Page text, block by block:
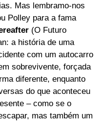
Mas lembramo-nos
Polley para a fama
(O Futuro
a história de uma
com um autocarro
sobrevivente, forçada
diferente, enquanto
do que aconteceu
– como se o
mas também um